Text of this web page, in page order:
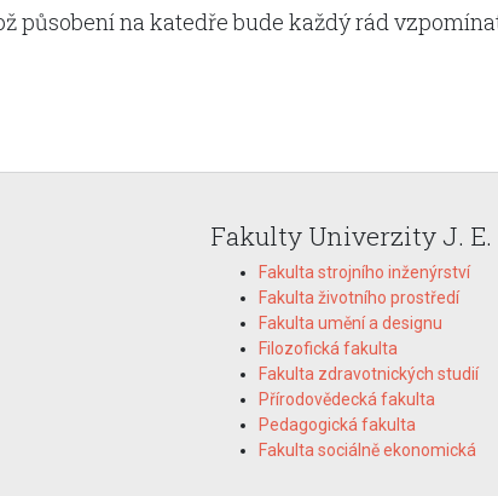
působení na katedře bude každý rád
Fakulty Univerzity J.
Fakulta strojního inženýrství
Fakulta životního prostředí
Fakulta umění a designu
Filozofická fakulta
Fakulta zdravotnických studií
Přírodovědecká fakulta
Pedagogická fakulta
Fakulta sociálně ekonomická